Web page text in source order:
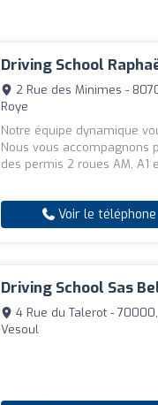
Driving School
2 Rue des Minimes -
Roye
Notre équipe dynamique
Nous vous accompagnons
des permis 2 roues AM, A1
Voir le téléphone
Driving School Sas
4 Rue du Talerot - 70000,
Vesoul